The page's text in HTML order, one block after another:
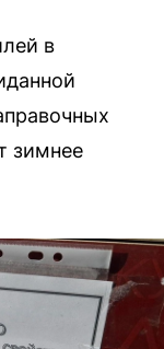
в
зимнее